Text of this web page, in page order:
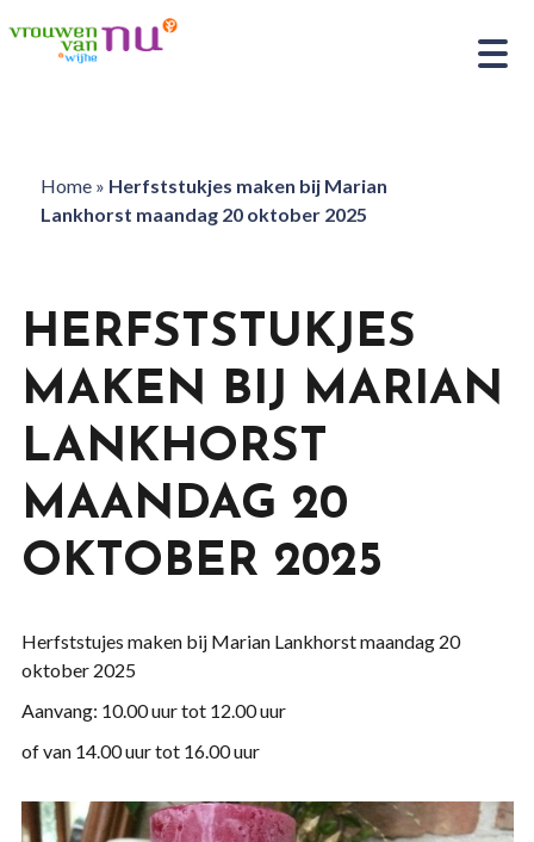
Home» Herfststukjes maken bij Marian
Lankhorst maandag 20 oktober 2025
HERFSTSTUKJES
MAKEN BIJ MARIAN
LANKHORST
MAANDAG 20
OKTOBER 2025
Herfststujes maken bij Marian Lankhorst maandag 20
oktober 2025
Aanvang: 10.00 uur tot 12.00 uur
of van 14.00 uur tot 16.00 uur